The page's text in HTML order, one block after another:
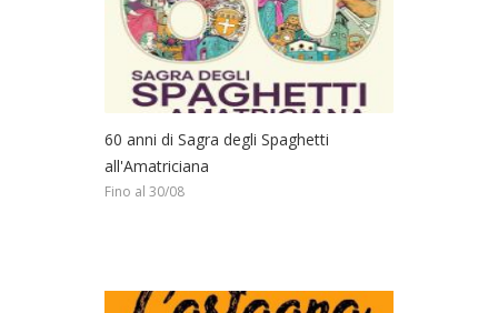
60 anni di Sagra degli Spaghetti
all'Amatriciana
Fino al 30/08